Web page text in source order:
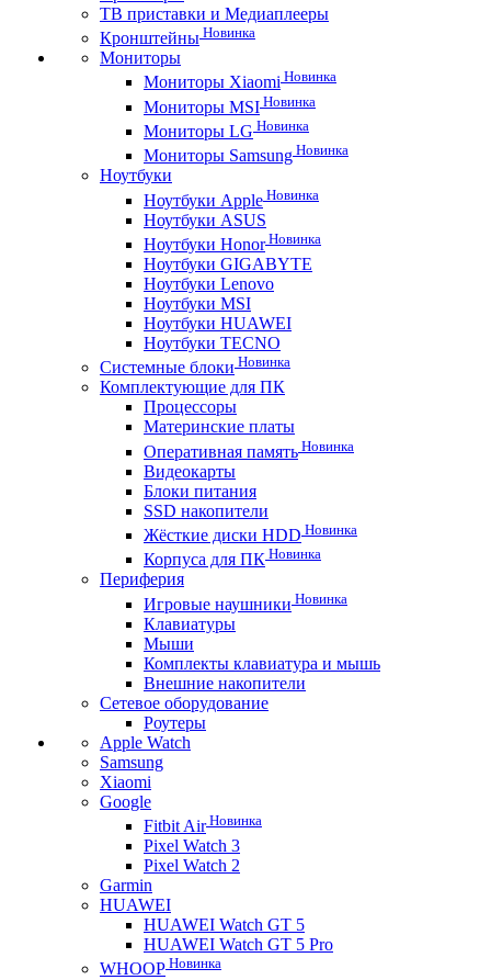
ТВ приставки и Медиаплееры
Кронштейны Новинка
Мониторы
Мониторы Xiaomi Новинка
Мониторы MSI Новинка
Мониторы LG Новинка
Мониторы Samsung Новинка
Ноутбуки
Ноутбуки Apple Новинка
Ноутбуки ASUS
Ноутбуки HonorНовинка
Ноутбуки GIGABYTE
Ноутбуки Lenovo
Ноутбуки MSI
Ноутбуки HUAWEI
Ноутбуки TECNO
Системные блоки Новинка
Комплектующие для ПК
Процессоры
Материнские платы
Оперативная память Новинка
Видеокарты
Блоки питания
SSD накопители
Жёсткие диски HDD Новинка
Корпуса для ПК Новинка
Периферия
Игровые наушники Новинка
Клавиатуры
Мыши
Комплекты клавиатура и мышь
Внешние накопители
Сетевое оборудование
Роутеры
Apple Watch
Samsung
Xiaomi
Google
Fitbit AirНовинка
Pixel Watch 3
Pixel Watch 2
Garmin
HUAWEI
HUAWEI Watch GT 5
HUAWEI Watch GT 5 Pro
WHOOP Новинка